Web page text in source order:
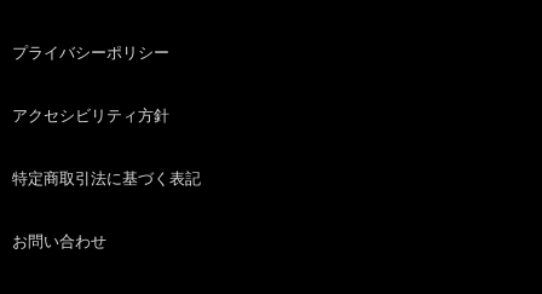
プライバシーポリシー
アクセシビリティ方針
特定商取引法に基づく表記
お問い合わせ